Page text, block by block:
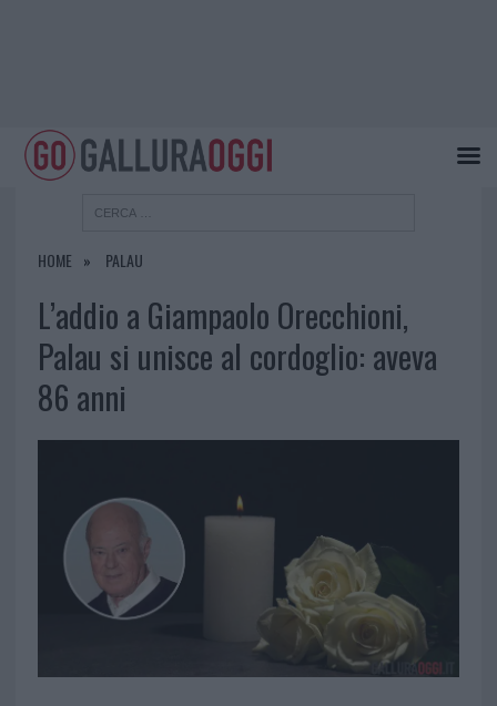
HOME PALAU
L’addio a Giampaolo Orecchioni,
Palau si unisce al cordoglio: aveva
86 anni